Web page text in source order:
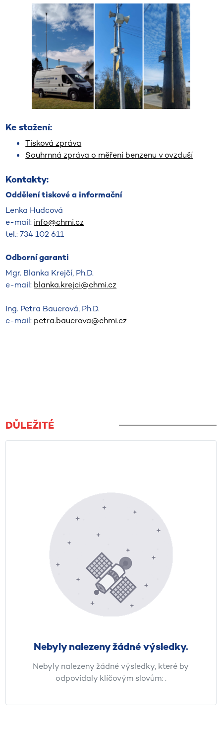
Ke stažení:
Tisková zpráva
Souhrnná zpráva o měření benzenu v ovzduší
Kontakty:
Oddělení tiskové a informační
Lenka Hudcová
e-mail: info@chmi.cz
tel.: 734 102 611
Odborní garanti
Mgr. Blanka Krejčí, Ph.D.
e-mail: blanka.krejci@chmi.cz
Ing. Petra Bauerová, Ph.D.
e-mail: petra.bauerova@chmi.cz
DŮLEŽITÉ
Nebyly nalezeny žádné výsledky.
Nebyly nalezeny žádné výsledky, které by
odpovídaly klíčovým slovům: .